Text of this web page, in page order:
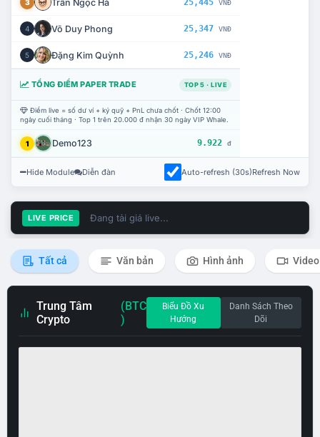
3 Trần Ngọc Hà VNĐ
4 Võ Duy Phong 25,347 VNĐ
5 Đặng Kim Quỳnh 25,246 VNĐ
TỔNG ĐIỂM PAPER TRADE TOP 5 · LIVE
Điểm live = số dư ví + ký quỹ + PnL chưa chốt · Chốt 12:00
ngày cuối tháng · Top 1 trên 20.000 đ nhận 30 ngày VIP Whale.
1 Demo123 9.922 đ
Hide Module Diễn đàn Auto-refresh (30s)Refresh Now
LIVE PRICE Đang tải giá live...
Tất cả Văn bản Hình ảnh Video
Trung Tâm
Crypto
(BTC
)
Biểu Đồ Xu
Hướng
Danh Sách Theo
Dõi